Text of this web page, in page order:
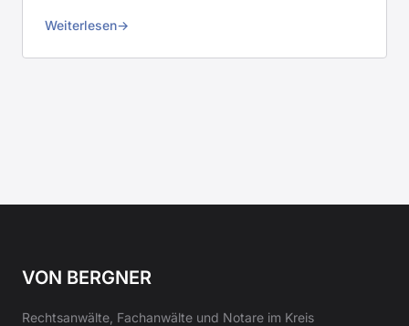
Weiterlesen
VON BERGNER
Rechtsanwälte, Fachanwälte und Notare im Kreis